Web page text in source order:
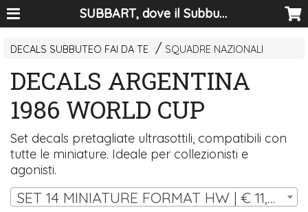
SUBBART, dove il Subbuteo diventa arte
DECALS SUBBUTEO FAI DA TE SQUADRE NAZIONALI
DECALS ARGENTINA
1986 WORLD CUP
Set decals pretagliate ultrasottili, compatibili con
tutte le miniature. Ideale per collezionisti e
agonisti.
SET 14 MINIATURE FORMAT HW | € 11,00